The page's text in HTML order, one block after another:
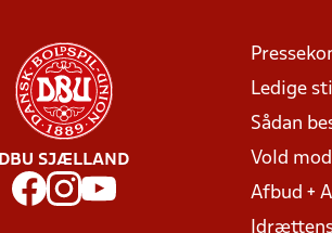
DBU SJÆLLAND
Ledige
Sådan
Vold
Afbud +